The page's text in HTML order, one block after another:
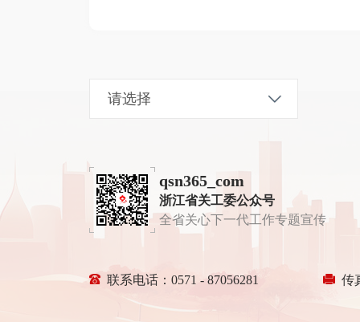
qsn365_com
浙江省关工委公众号
全省关心下一代工作专题宣传
联系电话：0571 - 87056281 传